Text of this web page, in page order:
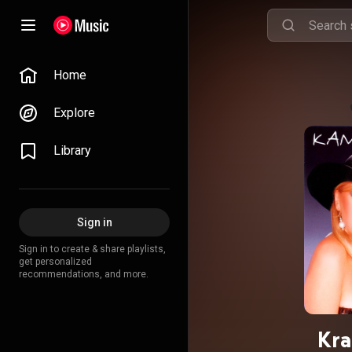
Home
Explore
Library
Sign in
Sign in to create & share playlists,
get personalized
recommendations, and more.